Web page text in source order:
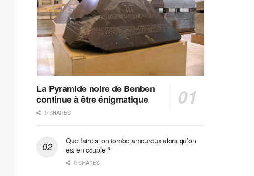
La Pyramide noire de Benben
continue à être énigmatique
0 SHARES
Que faire si on tombe amoureux alors qu’on
est en couple ?
0 SHARES